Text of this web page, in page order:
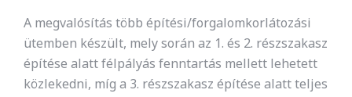
A megvalósítás több építési/forgalomkorlátozási
ütemben készült, mely során az 1. és 2. részszakasz
építése alatt félpályás fenntartás mellett lehetett
közlekedni, míg a 3. részszakasz építése alatt teljes